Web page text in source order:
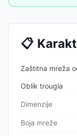
📋
Zaštitna mreža
Oblik trougla
Dimenzije
Boja mreže